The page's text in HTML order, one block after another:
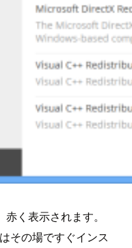
く表示されます。
その場ですぐインス